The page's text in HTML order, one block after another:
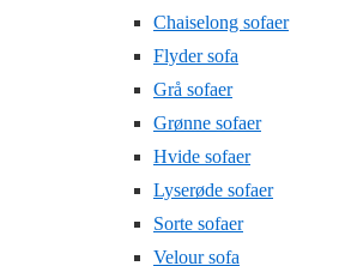
Chaiselong sofaer
Flyder sofa
Grå sofaer
Grønne sofaer
Hvide sofaer
Lyserøde sofaer
Sorte sofaer
Velour sofa